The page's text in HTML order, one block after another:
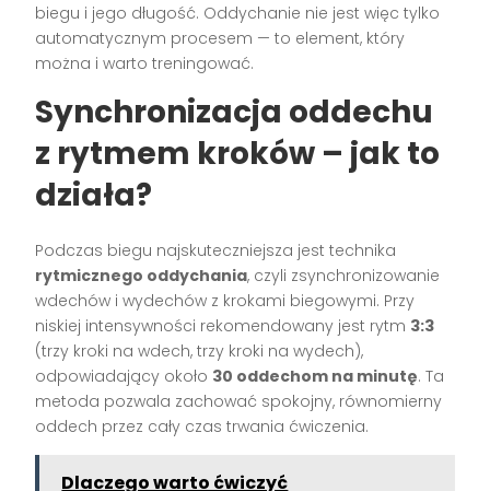
biegu i jego długość. Oddychanie nie jest więc tylko
automatycznym procesem — to element, który
można i warto treningować.
Synchronizacja oddechu
z rytmem kroków – jak to
działa?
Podczas biegu najskuteczniejsza jest technika
rytmicznego oddychania, czyli zsynchronizowanie
wdechów i wydechów z krokami biegowymi. Przy
niskiej intensywności rekomendowany jest rytm 3:3
(trzy kroki na wdech, trzy kroki na wydech),
odpowiadający około 30 oddechom na minutę. Ta
metoda pozwala zachować spokojny, równomierny
oddech przez cały czas trwania ćwiczenia.
Dlaczego warto ćwiczyć